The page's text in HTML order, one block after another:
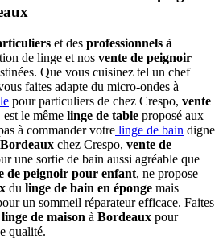
et des professionnels à
de linge et nos vente de peignoir
Que vous cuisinez tel un chef
faites adapte du micro-ondes à
pour particuliers de chez Crespo, vente
est le même linge de table proposé aux
à commander votre linge de bain digne
Bordeaux chez Crespo, vente de
une sortie de bain aussi agréable que
de peignoir pour enfant, ne propose
du linge de bain en éponge mais
un sommeil réparateur efficace. Faites
de maison à Bordeaux pour
qualité.